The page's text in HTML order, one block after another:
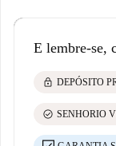
E lembre-se,
lock DEPÓSITO
check_circle SENHORIO